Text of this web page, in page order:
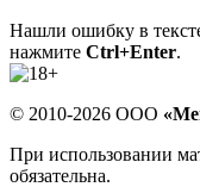
Нашли ошибку в
нажмите Ctrl+Enter.
© 2010-2026 ООО
При использовании
обязательна.